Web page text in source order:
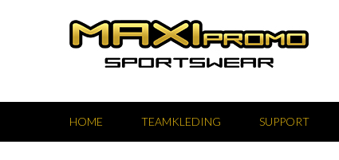
HOME TEAMKLEDING SUPPORT